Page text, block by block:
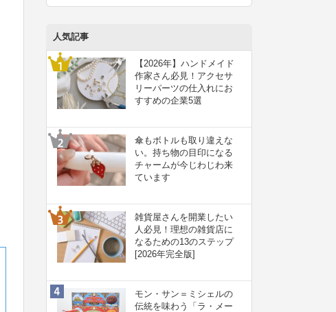
人気記事
【2026年】ハンドメイド
作家さん必見！アクセサ
リーパーツの仕入れにお
すすめの企業5選
傘もボトルも取り違えな
い。持ち物の目印になる
チャームが今じわじわ来
ています
雑貨屋さんを開業したい
人必見！理想の雑貨店に
なるための13のステップ
[2026年完全版]
モン・サン＝ミシェルの
伝統を味わう「ラ・メー